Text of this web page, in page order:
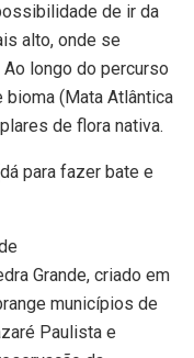
de ir da
alto, onde se
longo do percurso
(Mata Atlântica
de flora nativa.
para fazer bate e
Grande, criado em
municípios de
Paulista e